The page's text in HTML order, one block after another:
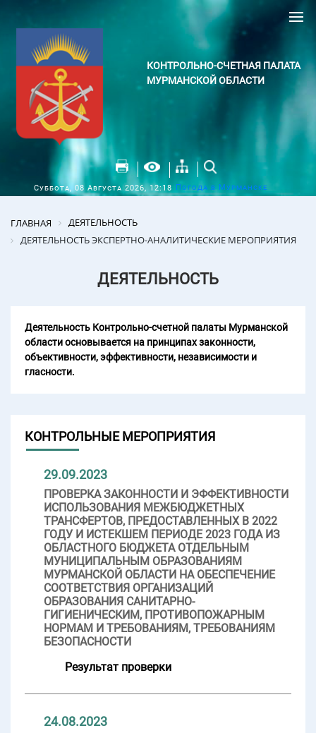
КОНТРОЛЬНО-СЧЕТНАЯ ПАЛАТА
МУРМАНСКОЙ ОБЛАСТИ
Суббота, 08 Августа 2026, 12:18 Погода в Мурманске
ГЛАВНАЯ
ДЕЯТЕЛЬНОСТЬ
ДЕЯТЕЛЬНОСТЬ ЭКСПЕРТНО-АНАЛИТИЧЕСКИЕ МЕРОПРИЯТИЯ
ДЕЯТЕЛЬНОСТЬ
Деятельность Контрольно-счетной палаты Мурманской
области основывается на принципах законности,
объективности, эффективности, независимости и
гласности.
КОНТРОЛЬНЫЕ МЕРОПРИЯТИЯ
29.09.2023
ПРОВЕРКА ЗАКОННОСТИ И ЭФФЕКТИВНОСТИ
ИСПОЛЬЗОВАНИЯ МЕЖБЮДЖЕТНЫХ
ТРАНСФЕРТОВ, ПРЕДОСТАВЛЕННЫХ В 2022
ГОДУ И ИСТЕКШЕМ ПЕРИОДЕ 2023 ГОДА ИЗ
ОБЛАСТНОГО БЮДЖЕТА ОТДЕЛЬНЫМ
МУНИЦИПАЛЬНЫМ ОБРАЗОВАНИЯМ
МУРМАНСКОЙ ОБЛАСТИ НА ОБЕСПЕЧЕНИЕ
СООТВЕТСТВИЯ ОРГАНИЗАЦИЙ
ОБРАЗОВАНИЯ САНИТАРНО-
ГИГИЕНИЧЕСКИМ, ПРОТИВОПОЖАРНЫМ
НОРМАМ И ТРЕБОВАНИЯМ, ТРЕБОВАНИЯМ
БЕЗОПАСНОСТИ
Результат проверки
24.08.2023